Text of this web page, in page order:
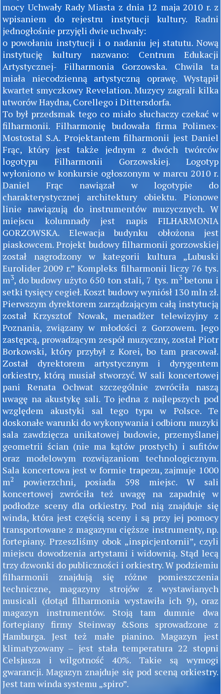
mocy Uchwały Rady Miasta z dnia 12 maja 2010 r. z
wpisaniem do rejestru instytucji kultury. Radni
jednogłośnie przyjęli dwie uchwały:
o powołaniu instytucji i o nadaniu jej statutu. Nową
instytucję kultury nazwano: Centrum Edukacji
Artystycznej- Filharmonia Gorzowska. Chwila ta
miała niecodzienną artystyczną oprawę. Wystąpił
kwartet smyczkowy Revelation. Muzycy zagrali kilka
utworów Haydna, Corellego i Dittersdorfa.
To był przedsmak tego co miało słuchaczy czekać w
filharmonii. Filharmonię budowała firma Polimex-
Mostostal S.A. Projektantem filharmonii jest Daniel
Frąc, który jest także jednym z dwóch twórców
logotypu Filharmonii Gorzowskiej. Logotyp
wyłoniono w konkursie ogłoszonym w marcu 2010 r.
Daniel Frąc nawiązał w logotypie do
charakterystycznej architektury obiektu. Pionowe
linie nawiązują do instrumentów muzycznych. W
miejscu kolumnady jest napis FILHARMONIA
GORZOWSKA. Elewacja budynku obłożona jest
piaskowcem. Projekt budowy filharmonii gorzowskiej
został nagrodzony w kategorii kultura „Lubuski
Eurolider 2009 r.” Kompleks filharmonii liczy 76 tys.
m3, do budowy użyto 650 ton stali, 7 tys. m3betonu i
setki tysięcy cegieł. Koszt budowy wyniósł 130 mln zł.
Pierwszym dyrektorem zarządzającym całą instytucją
został Krzysztof Nowak, menadżer telewizyjny z
Poznania, związany w młodości z Gorzowem. Jego
zastępcą, prowadzącym zespół muzyczny, został Piotr
Borkowski, który przybył z Korei, bo tam pracował.
Został dyrektorem artystycznym i dyrygentem
orkiestry, którą musiał stworzyć. W sali koncertowej
pani Renata Ochwat szczególnie zwróciła naszą
uwagę na akustykę sali. To jedna z najlepszych pod
względem akustyki sal tego typu w Polsce. Te
doskonałe warunki do wykonywania i odbioru muzyki
sala zawdzięcza unikatowej budowie, przemyślanej
geometrii ścian (nie ma kątów prostych) i sufitów
oraz modelowym rozwiązaniom technologicznym.
Sala koncertowa jest w formie trapezu, zajmuje 1000
m2
powierzchni, posiada 598 miejsc. W sali
koncertowej zwróciła też uwagę na zapadnię w
podłodze sceny dla orkiestry. Pod nią znajduje się
winda, która jest częścią sceny i są przy jej pomocy
transportowane z magazynu cięższe instrumenty, np.
fortepiany. Przeszliśmy obok „inspicjentornii”, czyli
miejscu dowodzenia artystami i widownią. Stąd lecą
trzy dzwonki do publiczności i orkiestry. W podziemiu
filharmonii znajdują się różne pomieszczenia
techniczne, magazyny strojów z wystawianych
musicali (dotąd filharmonia wystawiła ich 9), oraz
magazyn instrumentów. Stoją tam dumnie dwa
fortepiany firmy Steinway &Sons sprowadzone z
Hamburga. Jest też małe pianino. Magazyn jest
klimatyzowany – jest stała temperatura 22 stopni
Celsjusza i wilgotność 40%. Takie są wymogi
gwarancji. Magazyn znajduje się pod sceną orkiestry.
Jest tam winda systemu „spiro”.